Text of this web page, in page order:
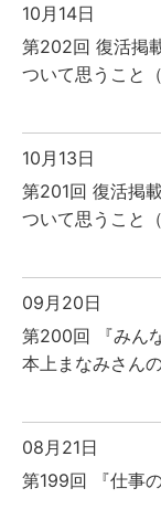
10月14日
第202回 復活掲
ついて思うこと（
10月13日
第201回 復活掲
ついて思うこと（
09月20日
第200回 『みん
本上まなみさん
08月21日
第199回 『仕事